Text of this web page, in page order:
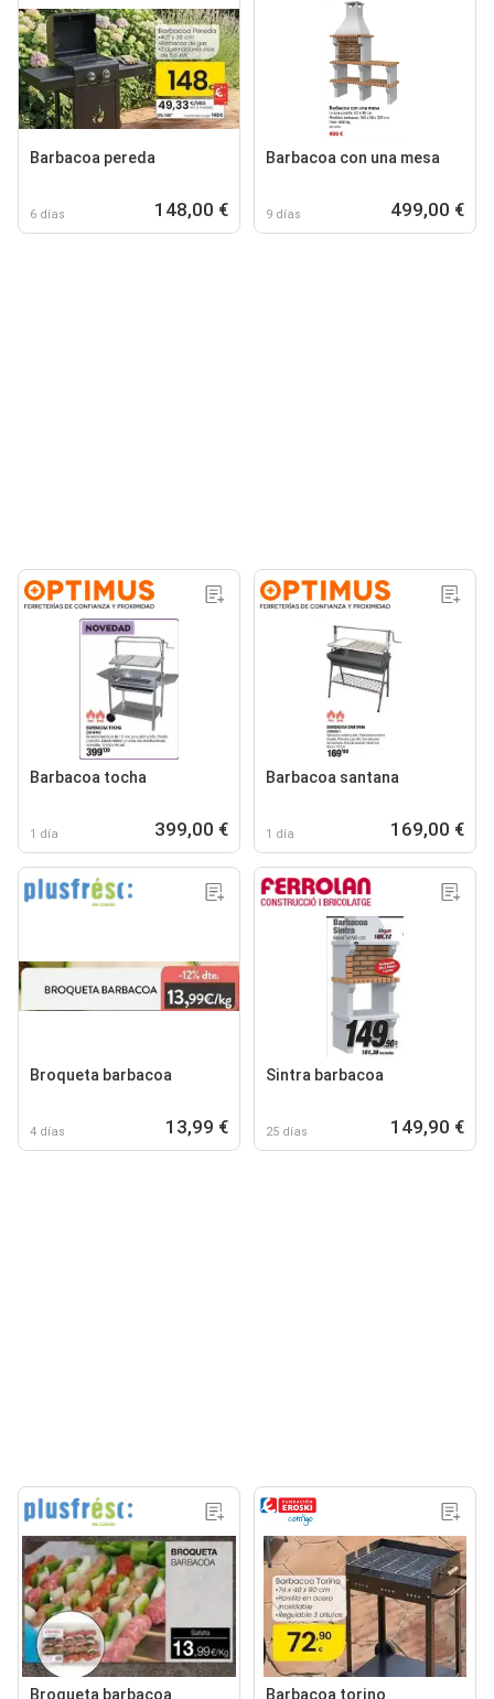
Barbacoa pereda
6 días 148,00 €
Barbacoa con una mesa
9 días 499,00 €
Barbacoa tocha
1 día 399,00 €
Barbacoa santana
1 día 169,00 €
Broqueta barbacoa
4 días 13,99 €
Sintra barbacoa
25 días 149,90 €
Broqueta barbacoa Barbacoa torino